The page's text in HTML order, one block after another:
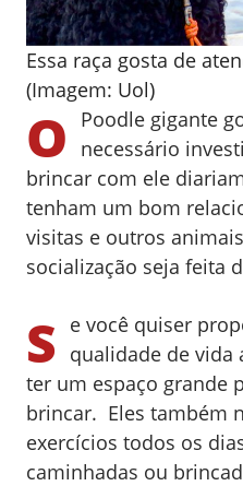
Essa raça gosta de
(Imagem: Uol)
O
Poodle gigante
necessário
brincar com ele
tenham um bom
visitas e outros
socialização seja feita
S
e você quiser
qualidade de vida
ter um espaço grande
brincar. Eles também
exercícios todos os
caminhadas ou